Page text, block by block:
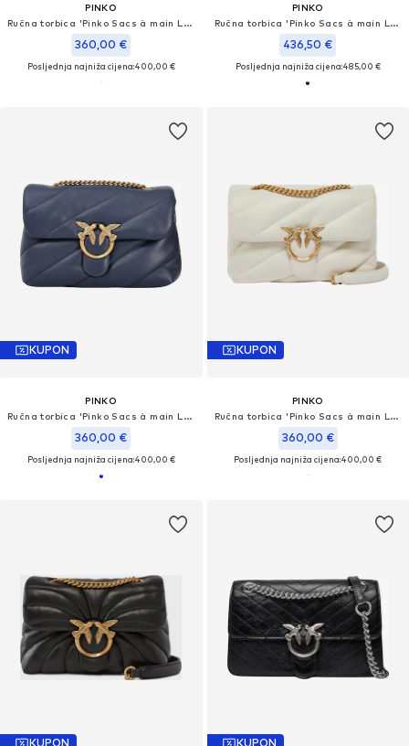
PINKO
Ručna torbica 'Pinko Sacs à main Love Puff Classic Cl Sheep Nap Blanc'
360,00 €
Posljednja najniža cijena:400,00 €
PINKO
Ručna torbica 'Pinko Sacs à main Love One Slouchy Zip Classic V Noir'
436,50 €
Posljednja najniža cijena:485,00 €
KUPON
PINKO
Ručna torbica 'Pinko Sacs à main Love Puff Classic Cl Sheep Nap Bleu'
360,00 €
Posljednja najniža cijena:400,00 €
KUPON
PINKO
Ručna torbica 'Pinko Sacs à main Love Puff Classic Cl Sheep Nap Blanc'
360,00 €
Posljednja najniža cijena:400,00 €
KUPON KUPON